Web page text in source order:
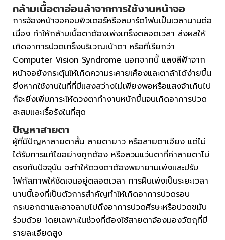
กล้ามเนื้อตาอ่อนล้าจากการใช้งานหน้าจอ
การจ้องหน้าจอคอมพิวเตอร์หรือสมาร์ตโฟนเป็นเวลานานต่อ
เนื่อง ทำให้กล้ามเนื้อตาต้องเพ่งเกร็งตลอดเวลา ส่งผลให้
เกิดอาการปวดเกร็งบริเวณเบ้าตา หรือที่เรียกว่า
Computer Vision Syndrome นอกจากนี้ แสงสีฟ้าจาก
หน้าจอยังกระตุ้นให้เกิดความระคายเคืองและตาล้าได้ง่ายขึ้น
ยิ่งหากใช้งานในที่ที่มีแสงสว่างไม่เพียงพอหรือแสงจ้าเกินไป
ก็จะยิ่งเพิ่มภาระให้ดวงตาทำงานหนักขึ้นจนเกิดอาการปวด
สะสมและเรื้อรังในที่สุด
ปัญหาสายตา
ผู้ที่มีปัญหาสายตาสั้น สายตายาว หรือสายตาเอียง แต่ไม่
ได้รับการแก้ไขอย่างถูกต้อง หรือสวมแว่นตาที่ค่าสายตาไม่
ตรงกับปัจจุบัน จะทำให้ดวงตาต้องพยายามเพ่งและปรับ
โฟกัสภาพให้ชัดเจนอยู่ตลอดเวลา การฝืนเพ่งเป็นระยะเวลา
นานนี้เองที่เป็นตัวการสำคัญทำให้เกิดอาการปวดรอบ
กระบอกตาและอาจลามไปถึงอาการปวดศีรษะหรือปวดขมับ
ร่วมด้วย โดยเฉพาะในช่วงที่ต้องใช้สายตาจ้องมองวัตถุที่มี
รายละเอียดสูง